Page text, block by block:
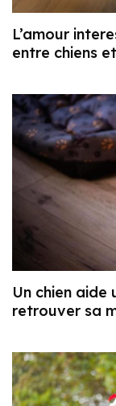
L’amour
entre chiens
Un chien
retrouver sa